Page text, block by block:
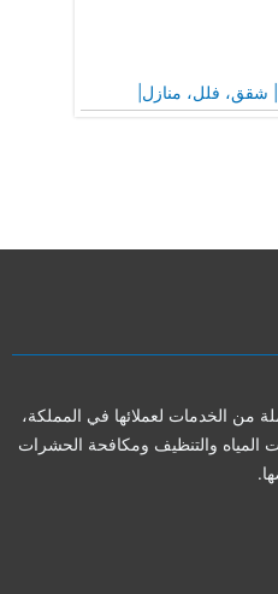
شقق، فلل، منازل|
الخدمات لعملائها في المملكة،
والتنظيف ومكافحة الحشرات